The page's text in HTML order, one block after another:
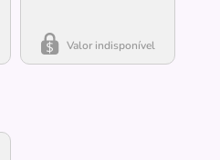
Valor indisponível